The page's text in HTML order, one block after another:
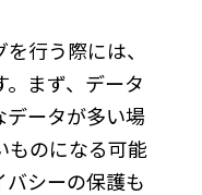
行う際には、
まず、データ
データが多い場
ものになる可能
シーの保護も